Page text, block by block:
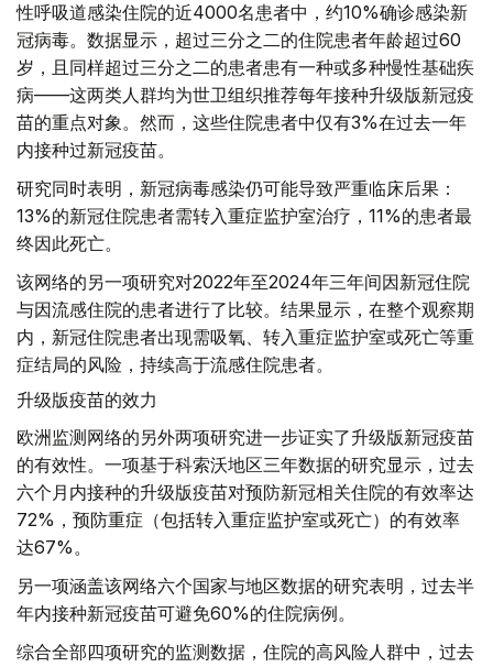
性呼吸道感染住院的近4000名患者中，约10%确诊感染新
冠病毒。数据显示，超过三分之二的住院患者年龄超过60
岁，且同样超过三分之二的患者患有一种或多种慢性基础疾
病——这两类人群均为世卫组织推荐每年接种升级版新冠疫
苗的重点对象。然而，这些住院患者中仅有3%在过去一年
内接种过新冠疫苗。
研究同时表明，新冠病毒感染仍可能导致严重临床后果：
13%的新冠住院患者需转入重症监护室治疗，11%的患者最
终因此死亡。
该网络的另一项研究对2022年至2024年三年间因新冠住院
与因流感住院的患者进行了比较。结果显示，在整个观察期
内，新冠住院患者出现需吸氧、转入重症监护室或死亡等重
症结局的风险，持续高于流感住院患者。
升级版疫苗的效力
欧洲监测网络的另外两项研究进一步证实了升级版新冠疫苗
的有效性。一项基于科索沃地区三年数据的研究显示，过去
六个月内接种的升级版疫苗对预防新冠相关住院的有效率达
72%，预防重症（包括转入重症监护室或死亡）的有效率
达67%。
另一项涵盖该网络六个国家与地区数据的研究表明，过去半
年内接种新冠疫苗可避免60%的住院病例。
综合全部四项研究的监测数据，住院的高风险人群中，过去